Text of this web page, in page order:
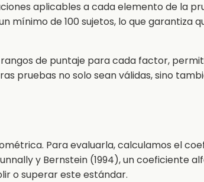
aplicables a cada elemento de la
de 100 sujetos, lo que garantiza
de puntaje para cada factor,
pruebas no solo sean válidas, sino
Para evaluarla, calculamos el
y Bernstein (1994), un coeficiente
o superar este estándar.